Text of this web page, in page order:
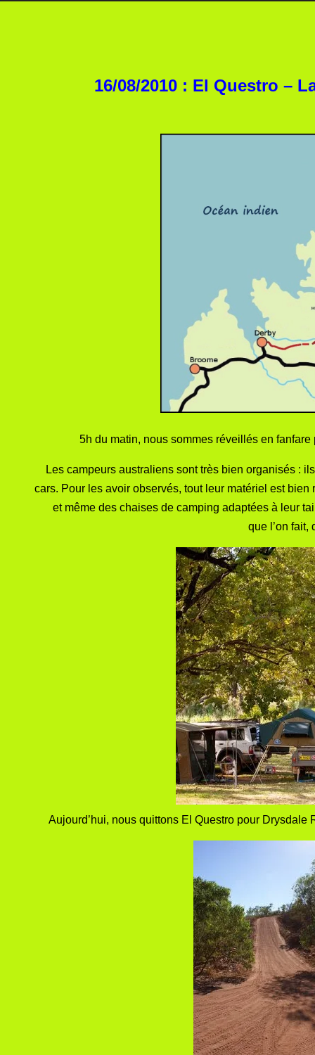
16/08/2010 : El Questro –
5h du matin, nous sommes réveillés en
Les campeurs australiens sont très bien organisés :
cars. Pour les avoir observés, tout leur matériel est
et même des chaises de camping adaptées à leur
que l’on
Aujourd’hui, nous quittons El Questro pour